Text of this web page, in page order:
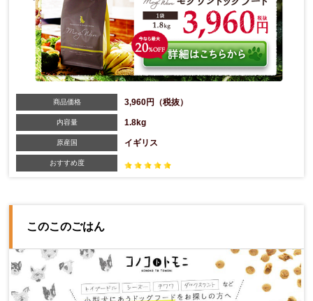
商品価格 3,960円（税抜）
内容量 1.8kg
原産国 イギリス
おすすめ度
このこのごはん